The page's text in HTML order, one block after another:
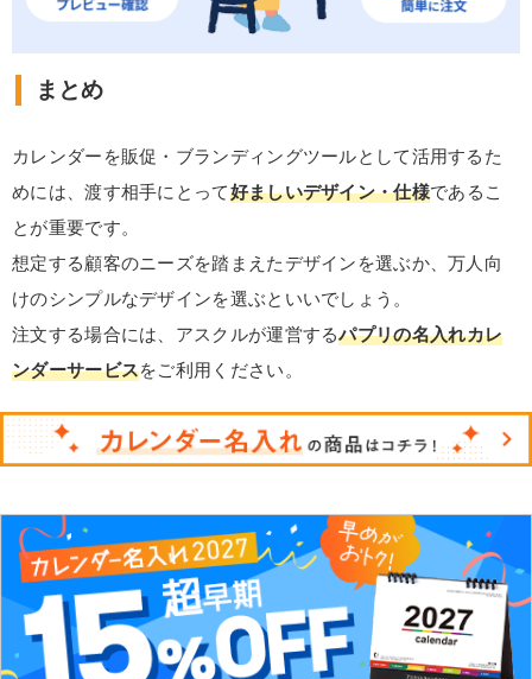
まとめ
カレンダーを販促・ブランディングツールとして活用するた
めには、渡す相手にとって好ましいデザイン・仕様であるこ
とが重要です。
想定する顧客のニーズを踏まえたデザインを選ぶか、万人向
けのシンプルなデザインを選ぶといいでしょう。
注文する場合には、アスクルが運営するパプリの名入れカレ
ンダーサービスをご利用ください。